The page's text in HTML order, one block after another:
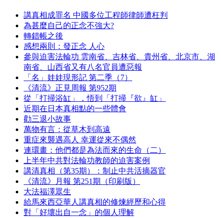
講真相成罪名 中國多位工程師律師遭枉判
為甚麼自己的正念不強大?
轉錯帳之後
感想兩則：發正念 人心
參與迫害法輪功 雲南省、吉林省、貴州省、北京市、湖
南省、山西省又有八名官員遭惡報
「名」娃娃現形記 第二季（7）
《清流》正見周報 第952期
從「打掃浴缸」，悟到「打掃『欲』缸」
近期在日本真相點的一些體會
勸三退小故事
萬物有言：從草木到高遠
重症來襲遇高人 幸運從來不偶然
連環畫：他們都是為法而來的生命（二）
上半年中共對法輪功教師的迫害案例
講清真相（第35期）：制止中共活摘器官
《清流》月報 第251期（印刷版）
大法福澤眾生
給馬來西亞華人講真相的修煉經歷和心得
對「好壞出自一念」的個人理解